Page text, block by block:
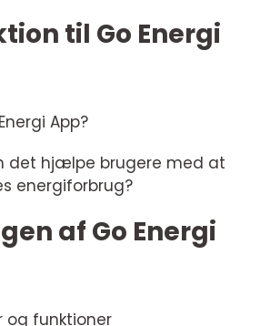
til Go Energi
App?
det hjælpe brugere med at
energiforbrug?
af Go Energi
og funktioner